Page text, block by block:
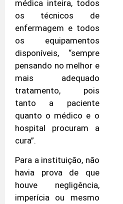
médica inteira, todos
os técnicos de
enfermagem e todos
os equipamentos
disponíveis, “sempre
pensando no melhor e
mais adequado
tratamento, pois
tanto a paciente
quanto o médico e o
hospital procuram a
cura”.
Para a instituição, não
havia prova de que
houve negligência,
imperícia ou mesmo